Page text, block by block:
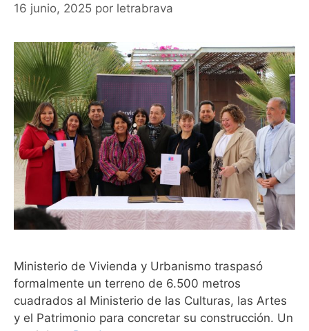
16 junio, 2025 por letrabrava
Ministerio de Vivienda y Urbanismo traspasó
formalmente un terreno de 6.500 metros
cuadrados al Ministerio de las Culturas, las Artes
y el Patrimonio para concretar su construcción. Un